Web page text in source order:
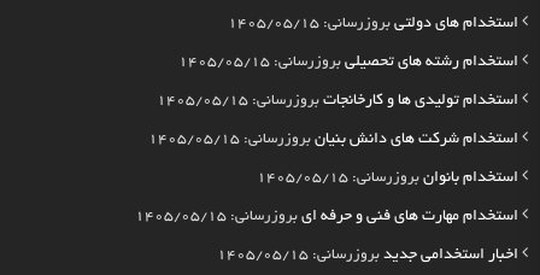
استخدام های دولتی بروزرسانی: 1405/05/15
استخدام رشته های تحصیلی بروزرسانی: 1405/05/15
استخدام تولیدی ها و کارخانجات بروزرسانی: 1405/05/15
استخدام شرکت های دانش بنیان بروزرسانی: 1405/05/15
استخدام بانوان بروزرسانی: 1405/05/15
استخدام مهارت های فنی و حرفه ای بروزرسانی: 1405/05/15
اخبار استخدامی جدید بروزرسانی: 1405/05/15